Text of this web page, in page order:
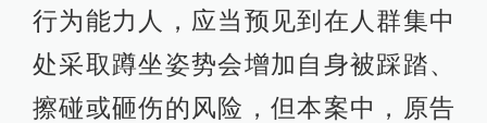
行为能力人，应当预见到在人群集中
处采取蹲坐姿势会增加自身被踩踏、
擦碰或砸伤的风险，但本案中，原告